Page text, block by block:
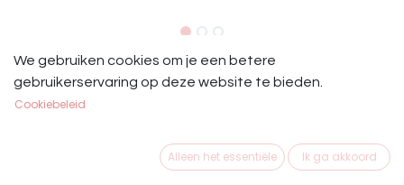
HV Polo Classic Beenbeschermers
Set White
We gebruiken cookies om je een betere
gebruikerservaring op deze website te bieden.
Cookiebeleid
Alleen het essentiële Ik ga akkoord